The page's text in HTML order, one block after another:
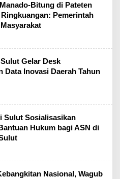
Bitung di Pateten
Pemerintah
Gelar Desk
Data Inovasi Daerah Tahun
Sulut Sosialisasikan
Hukum bagi ASN di
Nasional, Wagub